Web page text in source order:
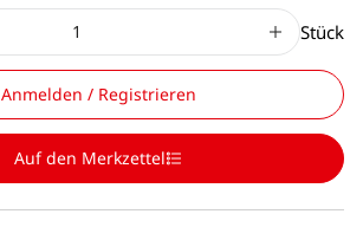
Stück
Anmelden / Registrieren
Auf den Merkzettel